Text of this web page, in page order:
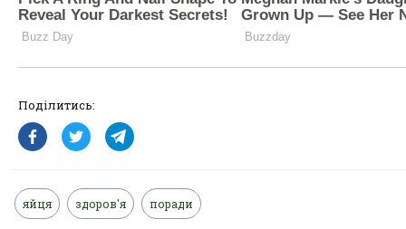
Поділитись:
яйця здоров'я поради